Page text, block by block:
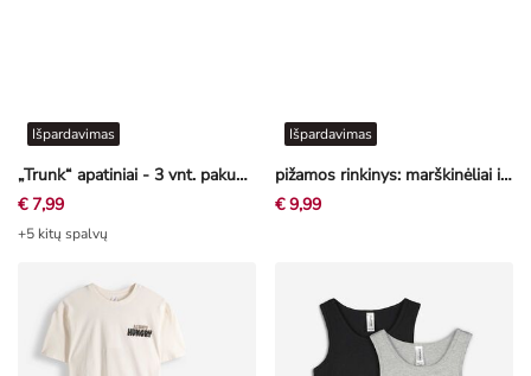
„Trunk“ apatiniai - 3 vnt. pakuotė
Išpardavimas
€ 7,99
+5 kitų spalvų
pižamos rinkinys: marškinėliai ir šortai - Kempiniukas - įvairių spalvų
Išpardavimas
€ 9,99